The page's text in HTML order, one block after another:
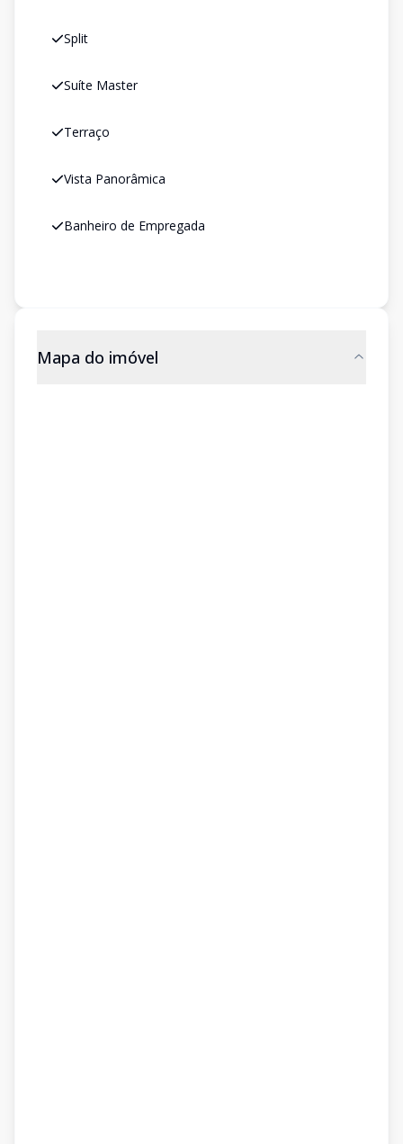
Split
Suíte Master
Terraço
Vista Panorâmica
Banheiro de Empregada
Mapa do imóvel